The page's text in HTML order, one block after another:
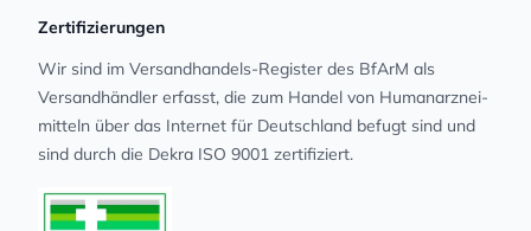
Zertifizierungen
Wir sind im Versandhandels-Register des BfArM als
Versandhändler erfasst, die zum Handel von Human­arz­nei­
mit­teln über das Internet für Deutschland befugt sind und
sind durch die Dekra ISO 9001 zertifiziert.